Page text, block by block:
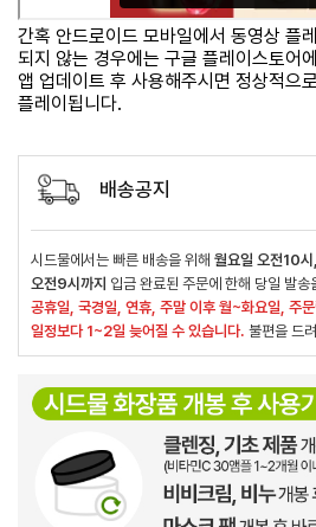
간혹 안드로이드 모바일에서 동영상 플
되지 않는 경우에는 구글 플레이스토어
앱 업데이트 후 사용해주시면 정상적으로
플레이됩니다.
배송공지
시드물에서는 빠른 배송을 위해 월요일 오전10
오전9시까지 입금 완료된 주문에 한해 당일 발
공휴일, 국경일, 연휴, 주말 이후 월~화요일, 주
일정보다 1~2일 늦어질 수 있습니다. 불편을 드